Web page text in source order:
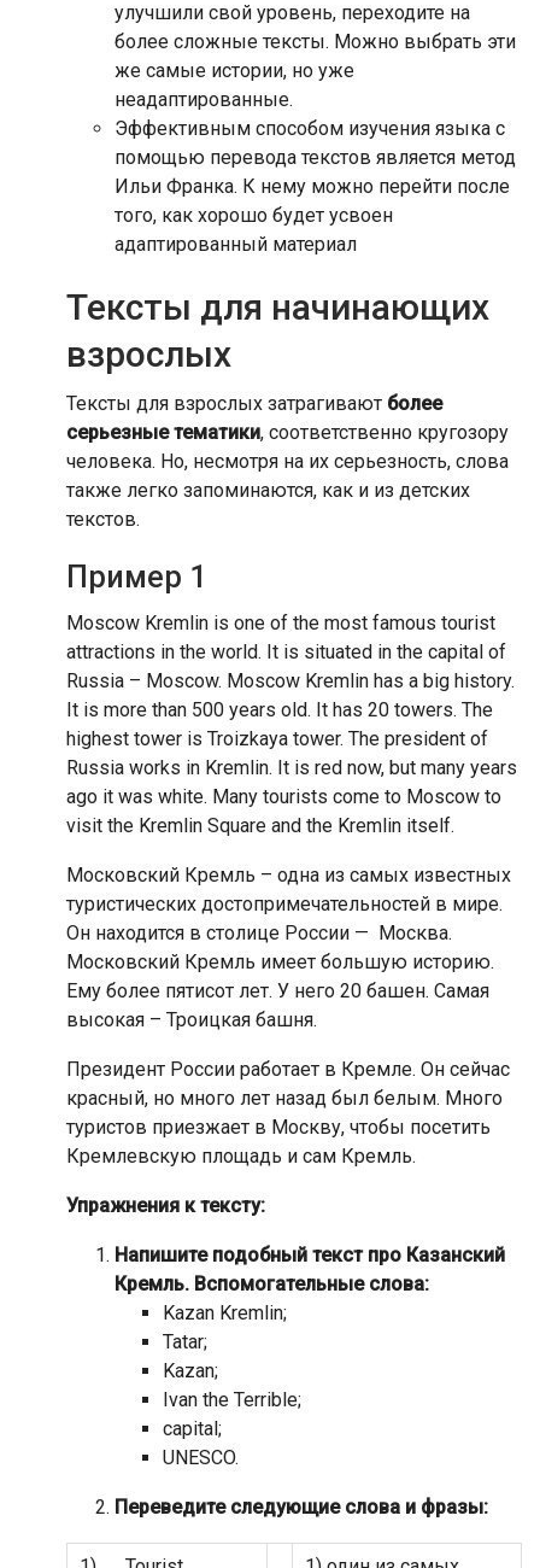
улучшили свой уровень, переходите на
более сложные тексты. Можно выбрать эти
же самые истории, но уже
неадаптированные.
Эффективным способом изучения языка с
помощью перевода текстов является метод
Ильи Франка. К нему можно перейти после
того, как хорошо будет усвоен
адаптированный материал
Тексты для начинающих
взрослых
Тексты для взрослых затрагивают более
серьезные тематики, соответственно кругозору
человека. Но, несмотря на их серьезность, слова
также легко запоминаются, как и из детских
текстов.
Пример 1
Moscow Kremlin is one of the most famous tourist
attractions in the world. It is situated in the capital of
Russia – Moscow. Moscow Kremlin has a big history.
It is more than 500 years old. It has 20 towers. The
highest tower is Troizkaya tower. The president of
Russia works in Kremlin. It is red now, but many years
ago it was white. Many tourists come to Moscow to
visit the Kremlin Square and the Kremlin itself.
Московский Кремль – одна из самых известных
туристических достопримечательностей в мире.
Он находится в столице России — Москва.
Московский Кремль имеет большую историю.
Ему более пятисот лет. У него 20 башен. Самая
высокая – Троицкая башня.
Президент России работает в Кремле. Он сейчас
красный, но много лет назад был белым. Много
туристов приезжает в Москву, чтобы посетить
Кремлевскую площадь и сам Кремль.
Упражнения к тексту:
Напишите подобный текст про Казанский
Кремль. Вспомогательные слова:
Kazan Kremlin;
Tatar;
Kazan;
Ivan the Terrible;
capital;
UNESCO.
Переведите следующие слова и фразы: